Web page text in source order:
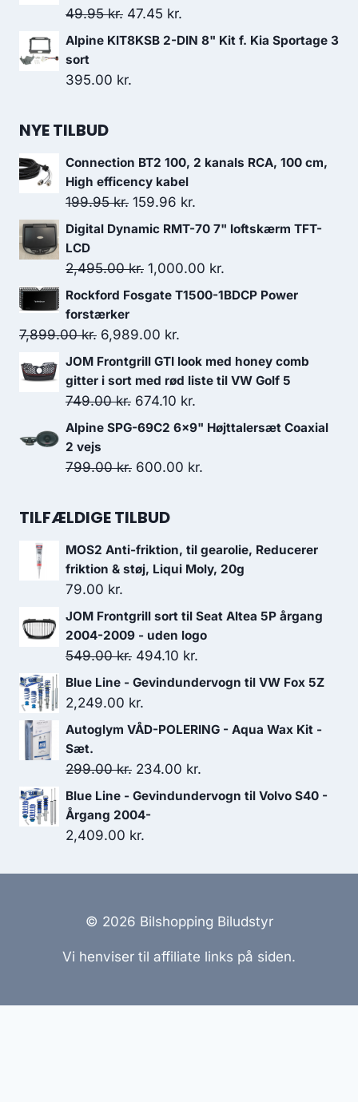
49.95kr. Den
oprindelige
var:
47.45 kr.
aktuelle
Alpine KIT8KSB 2-DIN 8" Kit f. Kia Sportage 3
sort
395.00 kr.
NYE TILBUD
Connection BT2 100, 2 kanals RCA, 100 cm,
High efficency kabel
199.95kr. Den
oprindelige
var:
199.95 kr..
159.96 kr.
aktuelle
er:
159.96 kr..
Digital Dynamic RMT-70 7" loftskærm TFT-
LCD
2,495.00kr. Den
oprindelige
var:
2,495.00 kr..
1,000.00 kr.
aktuelle
1,000.00 kr..
Rockford Fosgate T1500-1BDCP Power
forstærker
7,899.00kr. Den
oprindelige
pris
var:
7,899.00 kr..
6,989.00 kr.
aktuelle
pris
er:
6,989.00 kr..
JOM Frontgrill GTI look med honey comb
gitter i sort med rød liste til VW Golf 5
749.00kr. Den
oprindelige
var:
674.10 kr.
aktuelle
er:
Alpine SPG-69C2 6x9" Højttalersæt Coaxial
2 vejs
799.00kr. Den
pris
799.00 kr..
600.00 kr.
600.00 kr..
TILFÆLDIGE TILBUD
MOS2 Anti-friktion, til gearolie, Reducerer
friktion & støj, Liqui Moly, 20g
79.00 kr.
JOM Frontgrill sort til Seat Altea 5P årgang
2004-2009 - uden logo
549.00kr. Den
oprindelige
pris
var:
494.10 kr.
aktuelle
494.10 kr..
Blue Line - Gevindundervogn til VW Fox 5Z
2,249.00 kr.
Autoglym VÅD-POLERING - Aqua Wax Kit -
Sæt.
299.00kr. Den
oprindelige
pris
var:
234.00 kr.
aktuelle
Blue Line - Gevindundervogn til Volvo S40 -
Årgang 2004-
2,409.00 kr.
© 2026 Bilshopping Biludstyr
Vi henviser til affiliate links på siden.